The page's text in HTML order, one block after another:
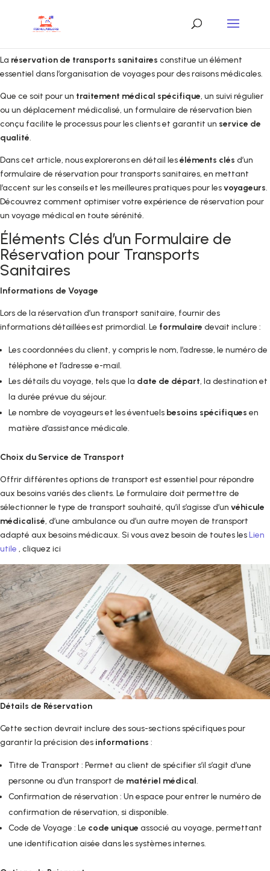
La réservation de transports sanitaires constitue un élément
essentiel dans l’organisation de voyages pour des raisons médicales.
Que ce soit pour un traitement médical spécifique, un suivi régulier
ou un déplacement médicalisé, un formulaire de réservation bien
conçu facilite le processus pour les clients et garantit un service de
qualité.
Dans cet article, nous explorerons en détail leséléments clés d’un
formulaire de réservation pour transports sanitaires, en mettant
l’accent sur les conseils et les meilleures pratiques pour lesvoyageurs.
Découvrez comment optimiser votre expérience de réservation pour
un voyage médical en toute sérénité.
Éléments Clés d’un Formulaire de
Réservation pour Transports
Sanitaires
Informations de Voyage
Lors de la réservation d’un transport sanitaire, fournir des
informations détaillées est primordial. Le formulaire devait inclure :
Les coordonnées du client, y compris le nom, l’adresse, le numéro de
téléphone et l’adresse e-mail.
Les détails du voyage, tels que la date de départ, la destination et
la durée prévue du séjour.
Le nombre de voyageurs et les éventuels besoins spécifiques en
matière d’assistance médicale.
Choix du Service de Transport
Offrir différentes options de transport est essentiel pour répondre
aux besoins variés des clients. Le formulaire doit permettre de
sélectionner le type de transport souhaité, qu’il s’agisse d’un véhicule
médicalisé, d’une ambulance ou d’un autre moyen de transport
adapté aux besoins médicaux. Si vous avez besoin de toutes lesLien
utile , cliquez ici
Détails de Réservation
Cette section devrait inclure des sous-sections spécifiques pour
garantir la précision des informations :
Titre de Transport : Permet au client de spécifier s’il s’agit d’une
personne ou d’un transport de matériel médical.
Confirmation de réservation : Un espace pour entrer le numéro de
confirmation de réservation, si disponible.
Code de Voyage : Le code unique associé au voyage, permettant
une identification aisée dans les systèmes internes.